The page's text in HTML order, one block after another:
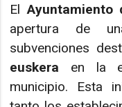
ElAyuntamiento
apertura de
subvenciones
euskera en la
municipio. Esta